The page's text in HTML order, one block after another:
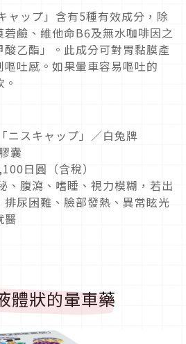
ャップ」含有5種有效成分，除
菪鹼、維他命B6及無水咖啡因之
酸乙酯 」 。 此成分可對胃黏膜產
吐感。如果暈車容易嘔吐的
「ニスキャップ」 ／白兔牌
囊
日圓（含稅）
腹瀉、嗜睡、視力模糊，若出
尿困難、臉部發熱、異常眩光
醫
體狀的暈車藥